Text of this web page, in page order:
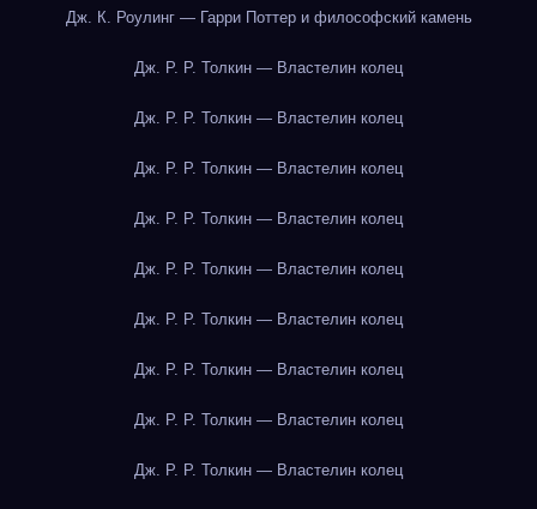
Дж. К. Роулинг — Гарри Поттер и философский камень
Дж. Р. Р. Толкин — Властелин колец
Дж. Р. Р. Толкин — Властелин колец
Дж. Р. Р. Толкин — Властелин колец
Дж. Р. Р. Толкин — Властелин колец
Дж. Р. Р. Толкин — Властелин колец
Дж. Р. Р. Толкин — Властелин колец
Дж. Р. Р. Толкин — Властелин колец
Дж. Р. Р. Толкин — Властелин колец
Дж. Р. Р. Толкин — Властелин колец